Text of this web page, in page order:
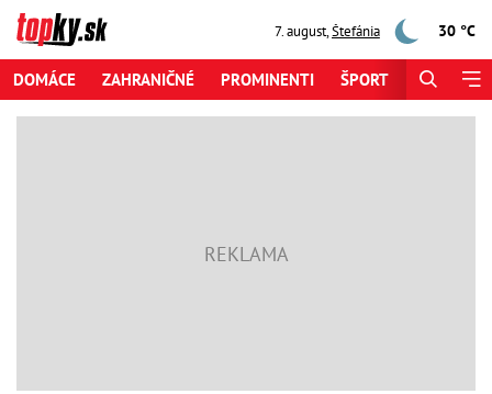
7. august,Štefánia 30 °C
DOMÁCE ZAHRANIČNÉ PROMINENTI ŠPORT